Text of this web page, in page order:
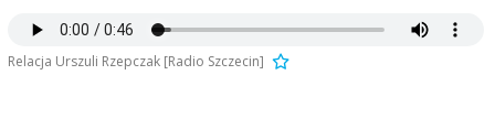
Relacja Urszuli Rzepczak [Radio Szczecin]